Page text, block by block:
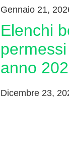
Gennaio 21,
elenchi beneficiari dei
anno
Dicembre 23,